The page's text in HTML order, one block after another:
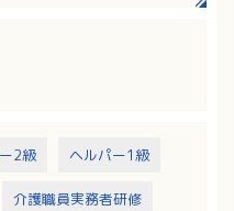
、将棋など）
休憩
2級 ヘルパー1級
介護職員実務者研修